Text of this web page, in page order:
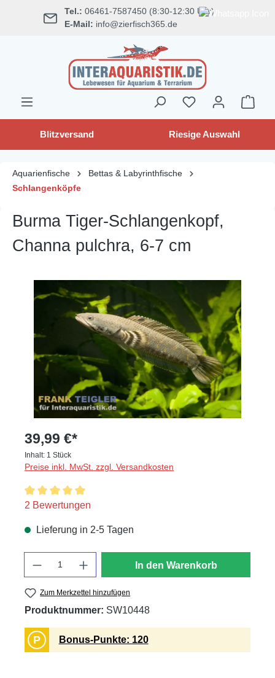
springen Tel.: 06461-7587450 (8:30-12:30 Uhr)
E-Mail: info@zierfisch365.de
Blitzversand Riesige Auswahl
Aquarienfische
Bettas & Labyrinthfische
Schlangenköpfe
Burma Tiger-Schlangenkopf,
Channa pulchra, 6-7 cm
Bildergalerie überspringen
39,99 €*
Inhalt: 1 Stück
Preise inkl. MwSt. zzgl. Versandkosten
Durchschnittliche Bewertung von 5 von 5 Sternen
2 Bewertungen
Lieferung in 2-5 Tagen
In den Warenkorb
Zum Merkzettel hinzufügen
Produktnummer: SW10448
P Bonus-Punkte: 120